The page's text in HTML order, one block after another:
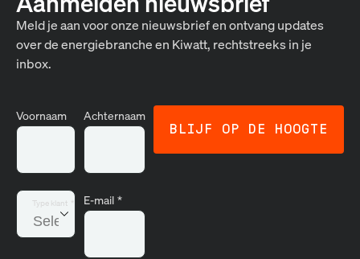
Meld je aan voor onze nieuwsbrief en ontvang updates
over de energiebranche en Kiwatt, rechtstreeks in je
inbox.
Voornaam Achternaam
Type klant * E-mail *